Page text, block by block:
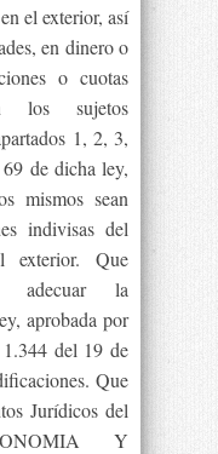
el exterior, así
en dinero o
o cuotas
los sujetos
1, 2, 3,
de dicha ley,
mismos sean
indivisas del
exterior. Que
adecuar la
aprobada por
del 19 de
Que
Jurídicos del
Y